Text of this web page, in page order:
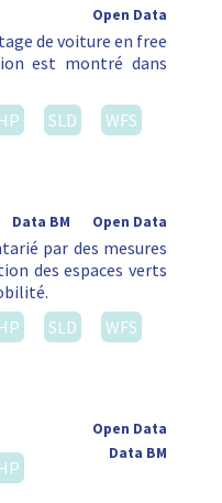
Open Data
de voiture en free
est montré dans
SLD
WFS
Open Data
Data BM
par des mesures
des espaces verts
SLD
WFS
Open Data
Data BM